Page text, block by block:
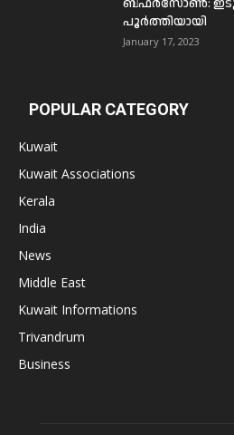
പൂര്‍ത്തിയായി
January 17, 2023
POPULAR CATEGORY
Kuwait
Kuwait Associations
Kerala
India
News
Middle East
Kuwait Informations
Trivandrum
Business